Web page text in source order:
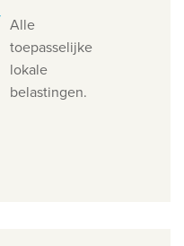
Alle
toepasselijke
lokale
belastingen.